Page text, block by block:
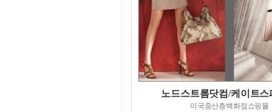
노드스트롬닷컴/케이트스
미국중산층백화점쇼핑몰